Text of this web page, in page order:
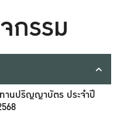
กรรม
านปริญญาบัตร ประจำปี